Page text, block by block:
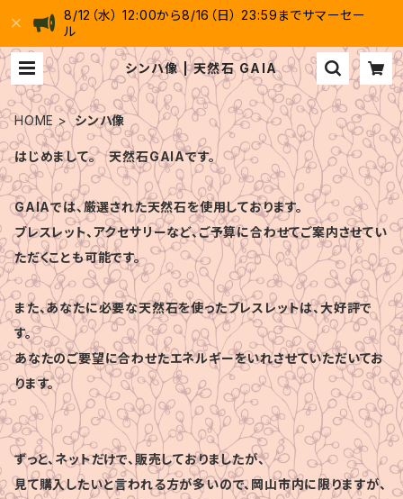
8/12（水） 12:00から8/16（日） 23:59までサマーセー
ル
シンハ像 | 天然石 GAIA
HOME シンハ像
はじめまして。 天然石GAIAです。
GAIAでは、厳選された天然石を使用しております。
ブレスレット、アクセサリーなど、ご予算に合わせてご案内させてい
ただくことも可能です。
また、あなたに必要な天然石を使ったブレスレットは、大好評で
す。
あなたのご要望に合わせたエネルギーをいれさせていただいてお
ります。
ずっと、ネットだけで、販売しておりましたが、
見て購入したいと言われる方が多いので、岡山市内に限りますが、